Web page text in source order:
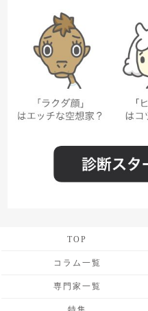
TOP
コラム一覧
専門家一覧